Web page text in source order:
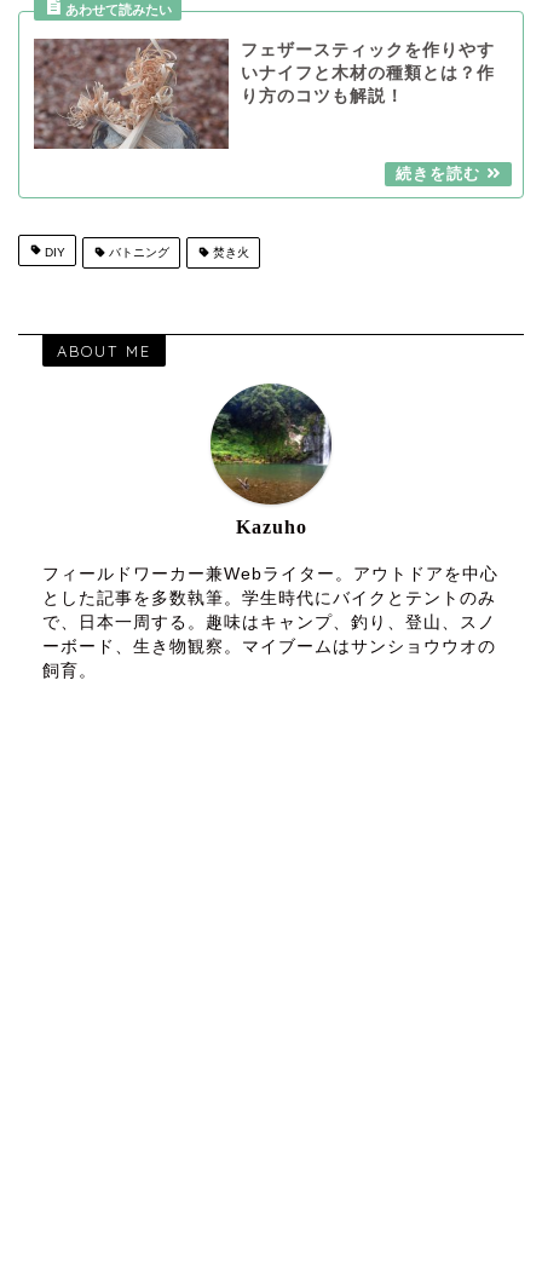
フェザースティックを作りやす
いナイフと木材の種類とは？作
り方のコツも解説！
DIY バトニング 焚き火
ABOUT ME
Kazuho
フィールドワーカー兼Webライター。アウトドアを中心
とした記事を多数執筆。学生時代にバイクとテントのみ
で、日本一周する。趣味はキャンプ、釣り、登山、スノ
ーボード、生き物観察。マイブームはサンショウウオの
飼育。